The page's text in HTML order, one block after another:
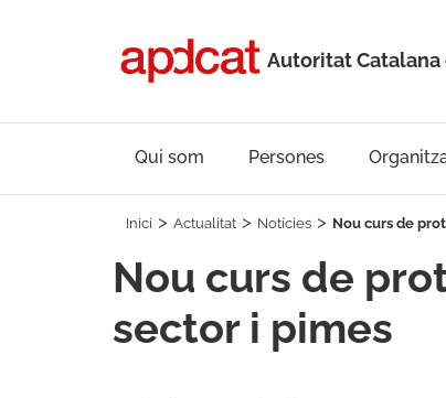
Autoritat
Qui som Persones
Inici Actualitat Notícies Nou curs de
Nou curs de
sector i pimes